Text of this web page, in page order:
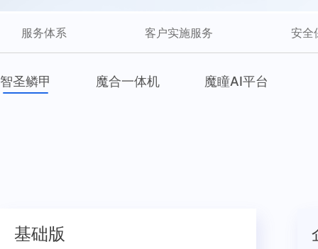
服务体系 客户实施服务 安全
智圣鳞甲 魔合一体机 魔瞳AI平台
基础版